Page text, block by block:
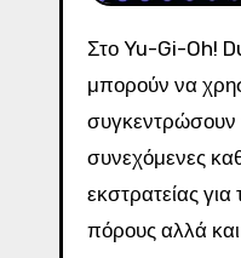
Στο Yu-Gi-Oh! Duel Links, οι πολύτιμοι λίθοι λειτουργούν ως ένα σημαντικό premium νόμισμα που οι παίκτες
μπορούν να
συγκεντρώσουν
συνεχόμενες
εκστρατείας
πόρους αλλά